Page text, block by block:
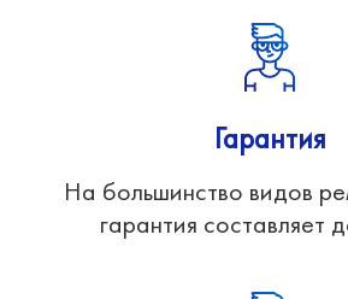
Гарантия
На большинство видов
гарантия составляет